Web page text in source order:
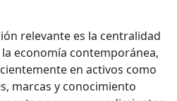
relevante es la centralidad
economía contemporánea,
en activos como
marcas y conocimiento